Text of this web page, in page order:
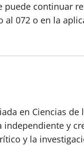
continuar
al 072 o en la
en Ciencias
independiente y
y la